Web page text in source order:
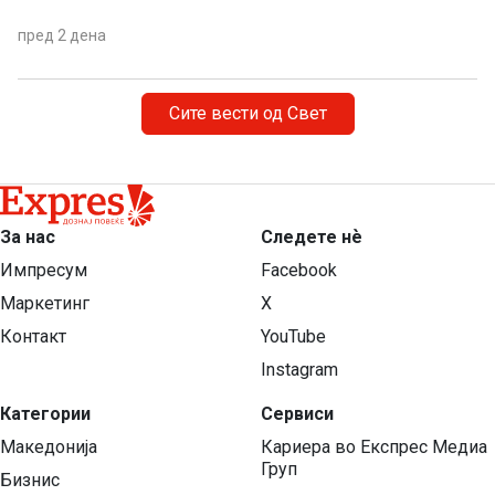
пред 2 дена
Сите вести од Свет
За нас
Импресум
Маркетинг
Контакт
Категории
Македонија
Бизнис
Следете нѐ
Facebook
X
YouTube
Instagram
Сервиси
Кариера во Експрес Медиа
Груп